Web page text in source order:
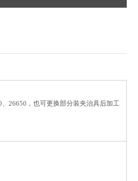
26650，也可更换部分装夹治具后加工